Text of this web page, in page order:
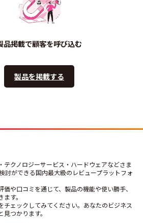
品掲載で顧客を呼び込む
製品を掲載する
テクノロジーサービス・ハードウェアなどさま
討ができる国内最大級のレビュープラットフォ
や口コミを通じて、製品の機能や使い勝手、
す。
チェックしてみてください。あなたのビジネス
つかります。